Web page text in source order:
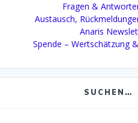
Fragen &
Austausch,
Anaris
Spende – Wertschätzung
SUCHEN…